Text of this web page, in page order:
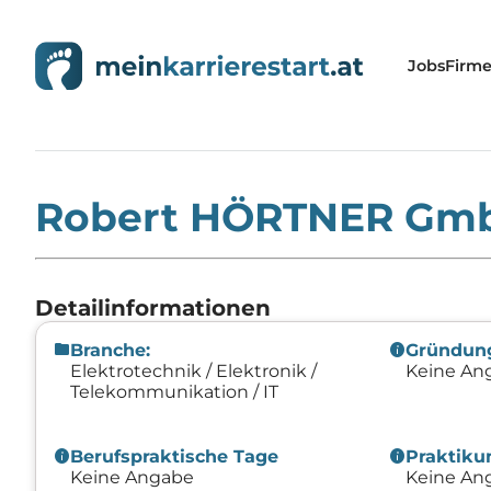
Jobs
Robert HÖRTNER
Detailinformationen
folderBranche:
Elektrotechnik / Elektronik /
Telekommunikation / IT
info
Keine
infoBerufspraktische Tage
Keine Angabe
info
Keine